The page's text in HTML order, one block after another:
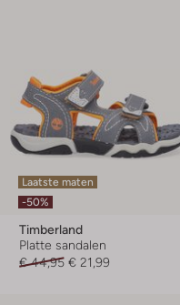
Laatste maten
-50%
Timberland
Platte sandalen
€ 44,95 € 21,99